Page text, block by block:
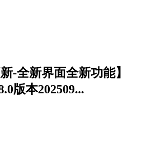
-全新界面全新功能】
版本202509...